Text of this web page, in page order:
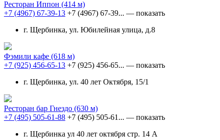
Ресторан Иппон (414 м)
+7 (4967) 67-39-13 +7 (4967) 67-39... — показать
г. Щербинка, ул. Юбилейная улица, д.8
Фэмили кафе (618 м)
+7 (925) 456-65-13 +7 (925) 456-65... — показать
г. Щербинка, ул. 40 лет Октября, 15/1
Ресторан бар Гнездо (630 м)
+7 (495) 505-61-88 +7 (495) 505-61... — показать
г. Щербинка ул 40 лет октября стр. 14 А